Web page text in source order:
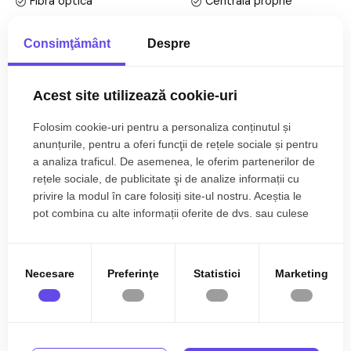
• Baie;
• Living cu terasa;
• 2 Dormitoare;
• Debara;
Finisajele interioare sunt clasice
• Usa intrare: metal;
• Usi interioare: celulare;
• Tamplarie ferestre: pvc, termopan;
Utilitati si dotari:
• Bucatarie: mobilata, utilata;
Finisat
PVC
Metal
Celulare
Terasa
Wc serviciu
Debara
Mobilata
Contor gaz
Complet
Interfon
Mai multe specificații
Catalin Costea
Broker Imobiliar
0785.822.822
Consimţământ Despre
Acest site utilizează cookie-uri
Folosim cookie-uri pentru a personaliza conținutul și
anunțurile, pentru a oferi funcţii de rețele sociale și pentru
a analiza traficul. De asemenea, le oferim partenerilor de
rețele sociale, de publicitate şi de analize informații cu
privire la modul în care folosiți site-ul nostru. Aceștia le
pot combina cu alte informații oferite de dvs. sau culese
Necesare Preferinţe Statistici Marketing